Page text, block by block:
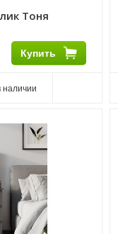
Тоня
Купить
наличии